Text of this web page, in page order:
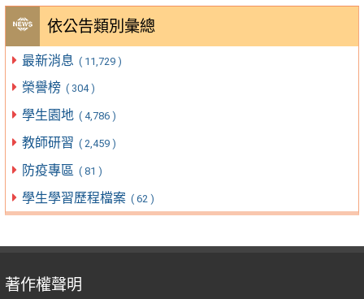
依公告類別彙總
最新消息 ( 11,729 )
榮譽榜 ( 304 )
學生園地 ( 4,786 )
教師研習 ( 2,459 )
防疫專區 ( 81 )
學生學習歷程檔案 ( 62 )
著作權聲明